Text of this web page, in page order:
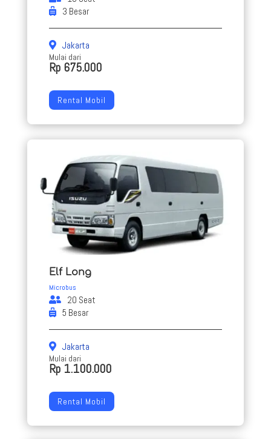
3 Besar
Jakarta
Mulai dari
Rp 675.000
Rental Mobil
Elf Long
Microbus
20 Seat
5 Besar
Jakarta
Mulai dari
Rp 1.100.000
Rental Mobil